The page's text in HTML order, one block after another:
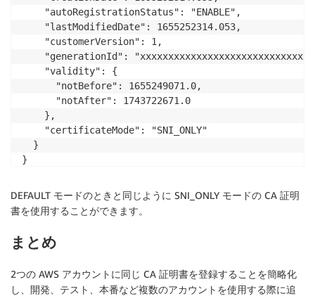
    "autoRegistrationStatus": "ENABLE",
    "lastModifiedDate": 1655252314.053,
    "customerVersion": 1,
"generationId":
    "validity": {
      "notBefore": 1655249071.0,
      "notAfter": 1743722671.0
    },
    "certificateMode": "SNI_ONLY"
  }
}
DEFAULT モードのときと同じように SNI_ONLY モードの CA 証明
書を使用することができます。
まとめ
2つの AWS アカウントに同じ CA 証明書を登録することを簡略化
し、開発、テスト、本番など複数のアカウントを使用する際に追